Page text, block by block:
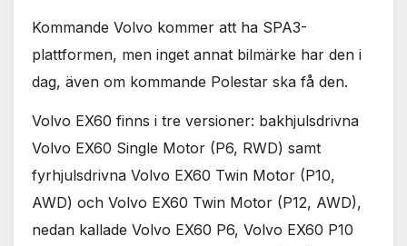
Kommande Volvo kommer att ha SPA3-
plattformen, men inget annat bilmärke har den i
dag, även om kommande Polestar ska få den.
Volvo EX60 finns i tre versioner: bakhjulsdrivna
Volvo EX60 Single Motor (P6, RWD) samt
fyrhjulsdrivna Volvo EX60 Twin Motor (P10,
AWD) och Volvo EX60 Twin Motor (P12, AWD),
nedan kallade Volvo EX60 P6, Volvo EX60 P10